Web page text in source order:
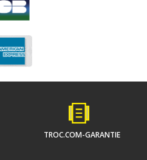
TROC.COM-GARANTIE